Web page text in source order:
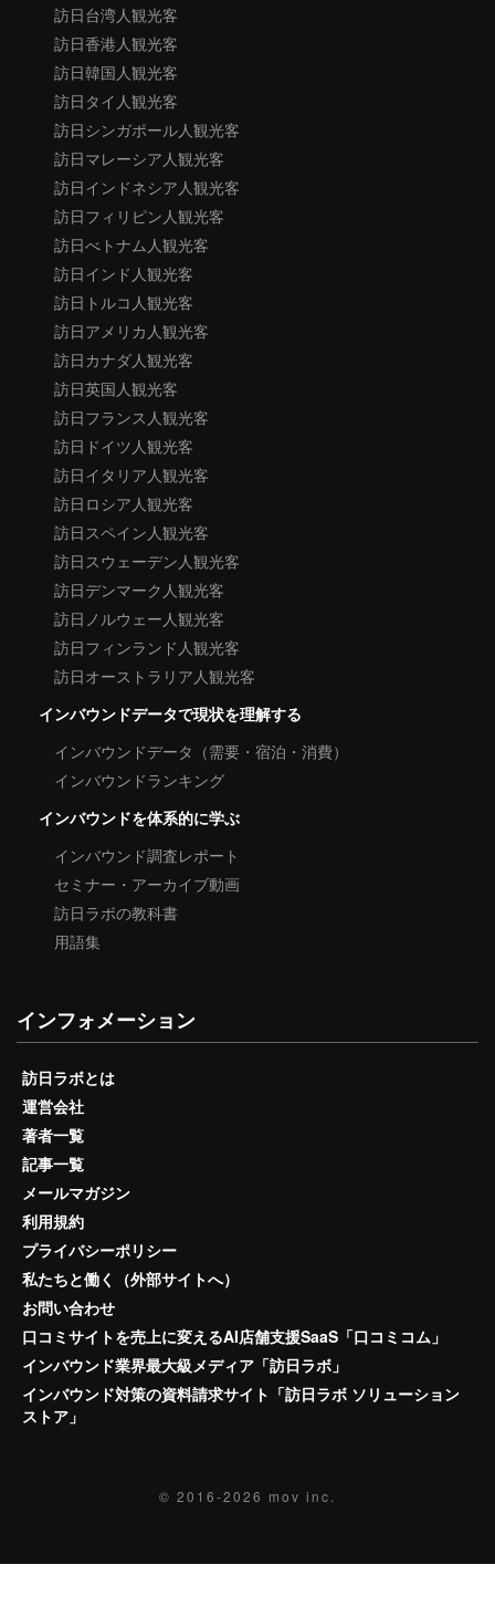
訪日台湾人観光客
訪日香港人観光客
訪日韓国人観光客
訪日タイ人観光客
訪日シンガポール人観光客
訪日マレーシア人観光客
訪日インドネシア人観光客
訪日フィリピン人観光客
訪日べトナム人観光客
訪日インド人観光客
訪日トルコ人観光客
訪日アメリカ人観光客
訪日カナダ人観光客
訪日英国人観光客
訪日フランス人観光客
訪日ドイツ人観光客
訪日イタリア人観光客
訪日ロシア人観光客
訪日スペイン人観光客
訪日スウェーデン人観光客
訪日デンマーク人観光客
訪日ノルウェー人観光客
訪日フィンランド人観光客
訪日オーストラリア人観光客
インバウンドデータで現状を理解する
インバウンドデータ（需要・宿泊・消費）
インバウンドランキング
インバウンドを体系的に学ぶ
インバウンド調査レポート
セミナー・アーカイブ動画
訪日ラボの教科書
用語集
インフォメーション
訪日ラボとは
運営会社
著者一覧
記事一覧
メールマガジン
利用規約
プライバシーポリシー
私たちと働く（外部サイトへ）
お問い合わせ
口コミサイトを売上に変えるAI店舗支援SaaS「口コミコム」
インバウンド業界最大級メディア「訪日ラボ」
インバウンド対策の資料請求サイト「訪日ラボ ソリューション
ストア」
© 2016-2026 mov inc.